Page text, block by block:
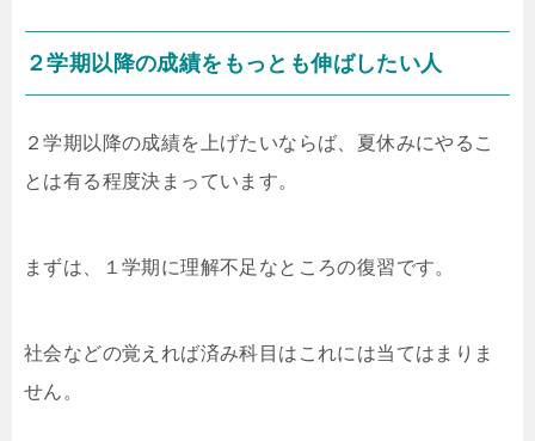
２学期以降の成績をもっとも伸ばしたい人
２学期以降の成績を上げたいならば、夏休みにやるこ
とは有る程度決まっています。
まずは、１学期に理解不足なところの復習です。
社会などの覚えれば済み科目はこれには当てはまりま
せん。